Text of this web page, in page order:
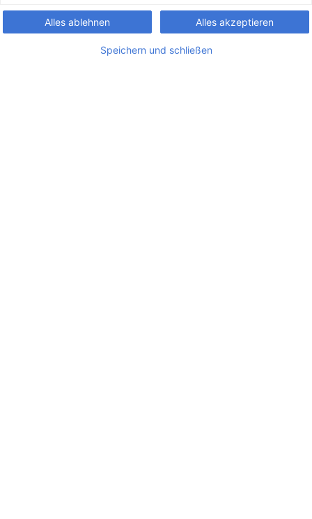
Alles ablehnen Alles akzeptieren
Speichern und schließen